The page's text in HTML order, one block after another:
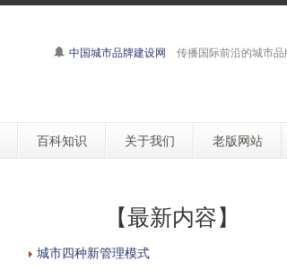
中国城市品牌建设网 传播国际前沿的城市品
百科知识 关于我们 老版网站
【最新内容】
城市四种新管理模式